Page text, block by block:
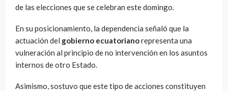
de las elecciones que se celebran este domingo.
En su posicionamiento, la dependencia señaló que la
actuación del gobierno ecuatorianorepresenta una
vulneración al principio de no intervención en los asuntos
internos de otro Estado.
Asimismo, sostuvo que este tipo de acciones constituyen